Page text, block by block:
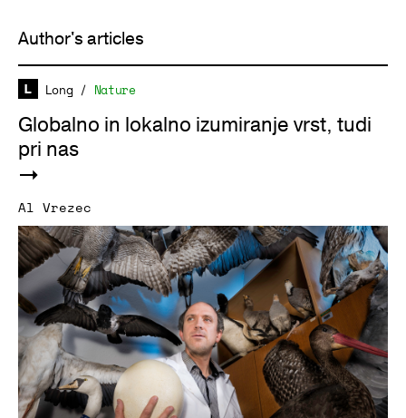
Author's articles
Long / Nature
Globalno in lokalno izumiranje vrst, tudi
pri nas
Al Vrezec